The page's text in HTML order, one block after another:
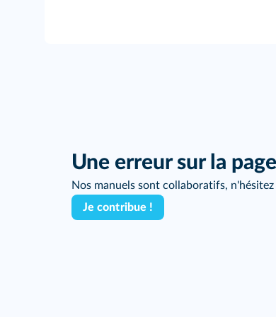
Une erreur sur la
Nos manuels sont collaboratifs,
Je contribue !